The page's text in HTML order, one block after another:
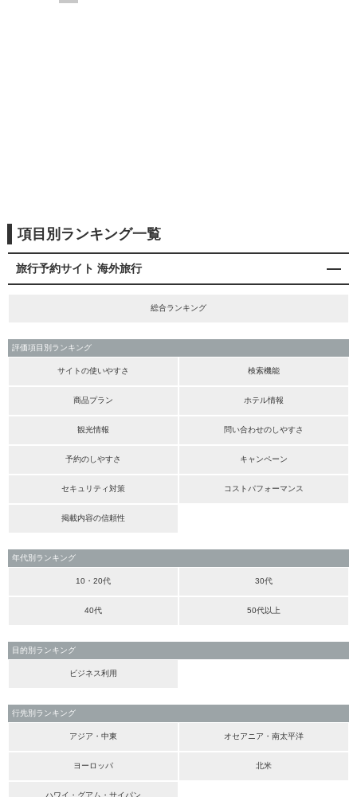
項目別ランキング一覧
旅行予約サイト 海外旅行
総合ランキング
評価項目別ランキング
サイトの使いやすさ 検索機能
商品プラン ホテル情報
観光情報 問い合わせのしやすさ
予約のしやすさ キャンペーン
セキュリティ対策 コストパフォーマンス
掲載内容の信頼性
年代別ランキング
10・20代 30代
40代 50代以上
目的別ランキング
ビジネス利用
行先別ランキング
アジア・中東 オセアニア・南太平洋
ヨーロッパ 北米
ハワイ・グアム・サイパン